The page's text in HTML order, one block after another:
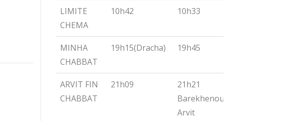
LIMITE
CHEMA
10h42 10h33
MINHA
CHABBAT
19h15(Dracha) 19h45
ARVIT FIN
CHABBAT
21h09
21h21
Barekhenou
Arvit